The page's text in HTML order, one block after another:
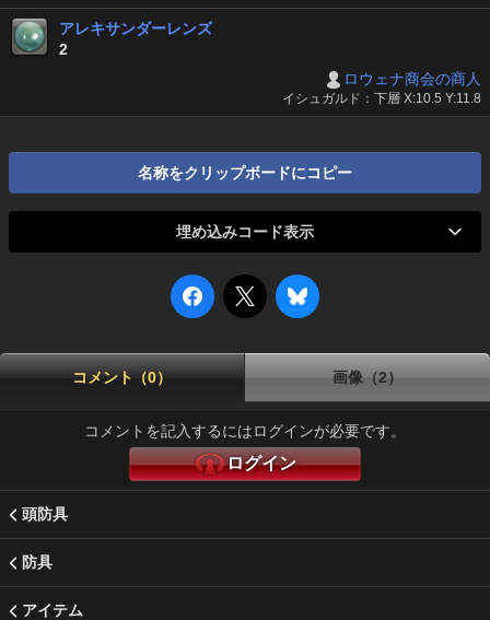
アレキサンダーレンズ
2
ロウェナ商会の商人
イシュガルド：下層 X:10.5 Y:11.8
名称をクリップボードにコピー
埋め込みコード表示
コメント（0） 画像（2）
コメントを記入するにはログインが必要です。
ログイン
頭防具
防具
アイテム